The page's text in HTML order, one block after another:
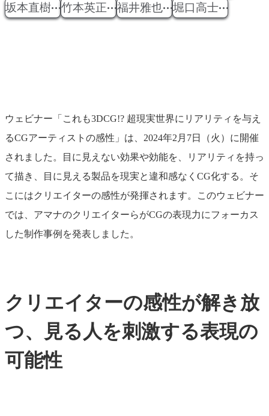
坂本直樹
竹本英正 福井雅也 堀口高士
ウェビナー「これも3DCG!? 超現実世界にリアリティを与え
るCGアーティストの感性」は、2024年2月7日（火）に開催
されました。目に見えない効果や効能を、リアリティを持っ
て描き、目に見える製品を現実と違和感なくCG化する。そ
こにはクリエイターの感性が発揮されます。このウェビナー
では、アマナのクリエイターらがCGの表現力にフォーカス
した制作事例を発表しました。
クリエイターの感性が解き放
つ、見る人を刺激する表現の
可能性